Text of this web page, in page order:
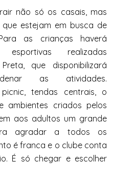
não só os casais, mas
estejam em busca de
as crianças haverá
realizadas
que disponibilizará
as atividades.
tendas centrais, o
criados pelos
aos adultos um grande
agradar a todos os
é franca e o clube conta
É só chegar e escolher